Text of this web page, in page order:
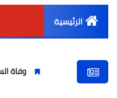
الرئيسية
وفاة السفير